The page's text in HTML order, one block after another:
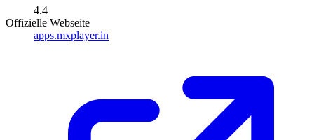
4.4
Offizielle Webseite
apps.mxplayer.in